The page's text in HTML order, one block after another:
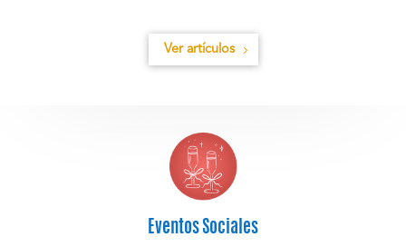
Ver artículos
Eventos Sociales